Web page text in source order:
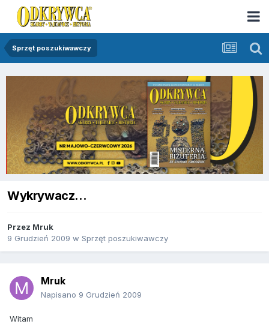
Sprzęt poszukiwawczy
Wykrywacz...
Przez Mruk
9 Grudzień 2009 w Sprzęt poszukiwawczy
Mruk
Napisano 9 Grudzień 2009
Witam